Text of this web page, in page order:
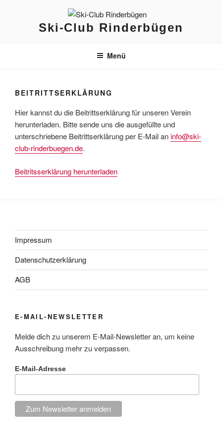
Ski-Club Rinderbügen
Menü
BEITRITTSERKLÄRUNG
Hier kannst du die Beitrittserklärung für unseren Verein
herunterladen. Bitte sende uns die ausgefüllte und
unterschriebene Beitrittserklärung per E-Mail aninfo@ski-
club-rinderbuegen.de.
Beitritsserklärung herunterladen
Impressum
Datenschutzerklärung
AGB
E-MAIL-NEWSLETTER
Melde dich zu unserem E-Mail-Newsletter an, um keine
Ausschreibung mehr zu verpassen.
E-Mail-Adresse